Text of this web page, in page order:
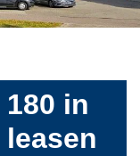
in